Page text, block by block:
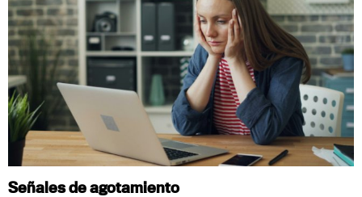
Señales de agotamiento